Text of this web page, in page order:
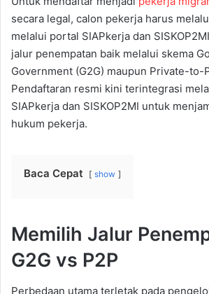
secara legal, calon pekerja harus
melalui portal SIAPkerja dan
jalur penempatan baik melalui skema
Government (G2G) maupun Private-to-
Pendaftaran resmi kini terintegrasi
SIAPkerja dan SISKOP2MI untuk
hukum pekerja.
Baca Cepat show
Memilih Jalur
G2G vs P2P
Perbedaan utama terletak pada